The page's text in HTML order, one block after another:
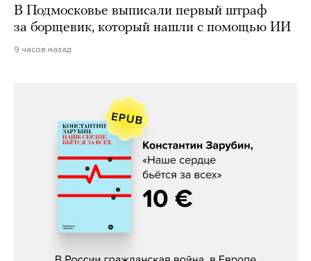
В Подмосковье выписали первый штраф
за борщевик, который нашли с помощью ИИ
9 часов назад
Константин Зарубин, «Наше сердце